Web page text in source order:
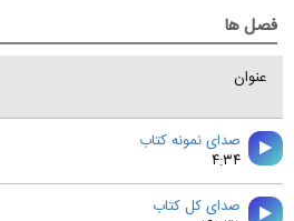
فصل ها
عنوان
صدای نمونه کتاب
۴:۳۴
صدای کل کتاب